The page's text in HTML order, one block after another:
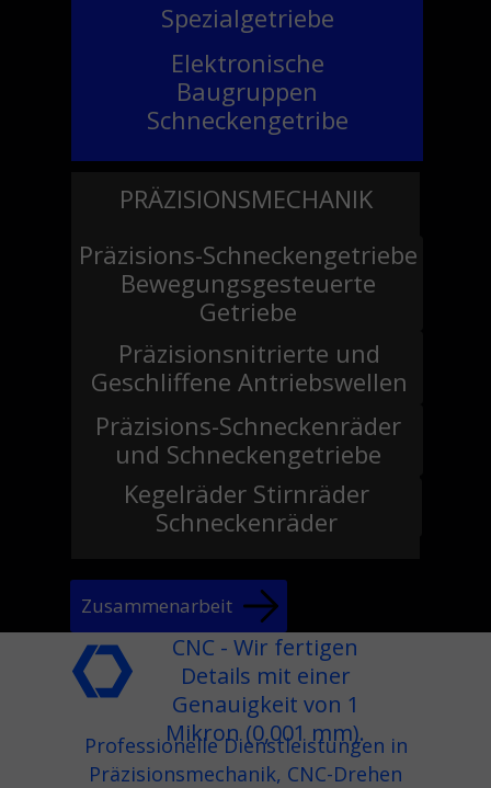
Elektronische
Baugruppen
Schneckengetribe
Spezialgetriebe
PRÄZISIONSMECHANIK
Kegelräder Stirnräder
Schneckenräder
Präzisions-Schneckenräder
und Schneckengetriebe
Präzisionsnitrierte und
Geschliffene Antriebswellen
Präzisions-Schneckengetriebe
Bewegungsgesteuerte
Getriebe
Zusammenarbeit
Professionelle Dienstleistungen in
Präzisionsmechanik, CNC-Drehen
CNC - Wir fertigen
Details mit einer
Genauigkeit von 1
Mikron (0,001 mm).